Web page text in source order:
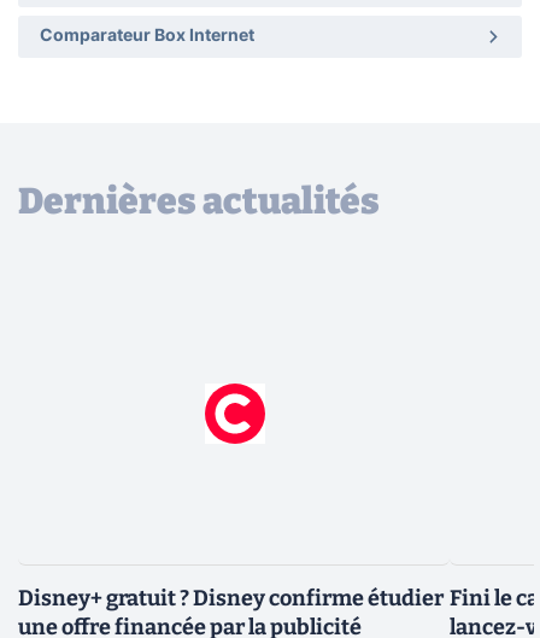
Comparateur Box Internet
Dernières actualités
Disney+ gratuit ? Disney confirme étudier
une offre financée par la publicité
Fini le
lancez-